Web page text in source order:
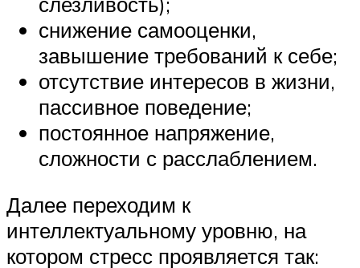
снижение самооценки,
завышение требований к себе;
отсутствие интересов в жизни,
пассивное поведение;
постоянное напряжение,
сложности с расслаблением.
Далее переходим к
интеллектуальному уровню, на
котором стресс проявляется так: